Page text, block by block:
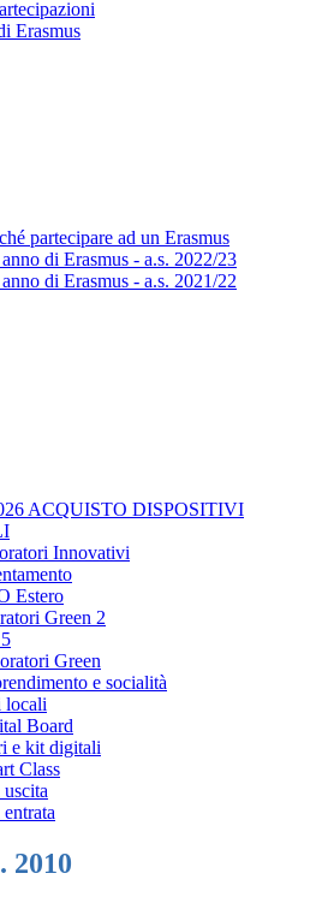
Erasmus
partecipare ad un Erasmus
di Erasmus - a.s. 2022/23
di Erasmus - a.s. 2021/22
ACQUISTO DISPOSITIVI
Innovativi
Estero
Green 2
Green
e socialità
locali
Board
e kit digitali
Class
2010